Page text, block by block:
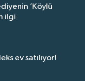
‘Köylü
ilgi
ev satılıyor!